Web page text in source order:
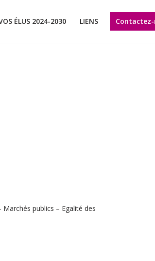
ÉLUS 2024-2030 LIENS
publics – Egalité des